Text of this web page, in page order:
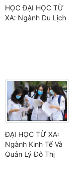
HỌC ĐẠI HỌC TỪ
XA: Ngành Du Lịch
ĐẠI HỌC TỪ XA:
Ngành Kinh Tế Và
Quản Lý Đô Thị